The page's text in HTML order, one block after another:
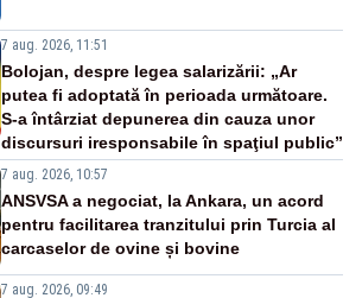
7 aug. 2026, 11:51
Bolojan, despre legea salarizării: „Ar
putea fi adoptată în perioada următoare.
S-a întârziat depunerea din cauza unor
discursuri iresponsabile în spaţiul public”
7 aug. 2026, 10:57
ANSVSA a negociat, la Ankara, un acord
pentru facilitarea tranzitului prin Turcia al
carcaselor de ovine și bovine
7 aug. 2026, 09:49